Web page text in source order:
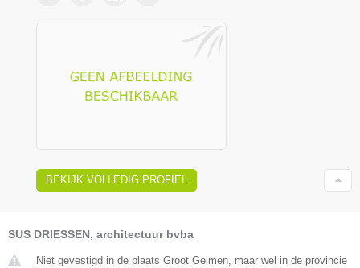
BEKIJK VOLLEDIG PROFIEL
SUS DRIESSEN, architectuur bvba
Niet gevestigd in de plaats Groot Gelmen, maar wel in de provincie